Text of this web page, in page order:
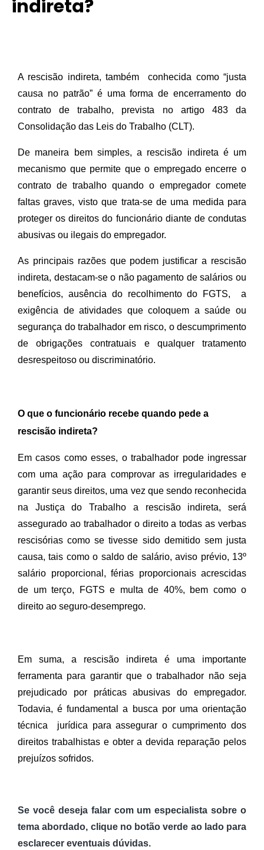
indireta?
A rescisão indireta, também  conhecida como “justa
causa no patrão” é uma forma de encerramento do
contrato de trabalho, prevista no artigo 483 da
Consolidação das Leis do Trabalho (CLT).
De maneira bem simples, a rescisão indireta é um
mecanismo que permite que o empregado encerre o
contrato de trabalho quando o empregador comete
faltas graves, visto que trata-se de uma medida para
proteger os direitos do funcionário diante de condutas
abusivas ou ilegais do empregador.
As principais razões que podem justificar a rescisão
indireta, destacam-se o não pagamento de salários ou
benefícios, ausência do recolhimento do FGTS,  a
exigência de atividades que coloquem a saúde ou
segurança do trabalhador em risco, o descumprimento
de obrigações contratuais e qualquer tratamento
desrespeitoso ou discriminatório.
O que o funcionário recebe quando pede a
rescisão indireta?
Em casos como esses, o trabalhador pode ingressar
com uma ação para comprovar as irregularidades e
garantir seus direitos, uma vez que sendo reconhecida
na Justiça do Trabalho a rescisão indireta, será
assegurado ao trabalhador o direito a todas as verbas
rescisórias como se tivesse sido demitido sem justa
causa, tais como o saldo de salário, aviso prévio, 13º
salário proporcional, férias proporcionais acrescidas
de um terço, FGTS e multa de 40%, bem como o
direito ao seguro-desemprego.
Em suma, a rescisão indireta é uma importante
ferramenta para garantir que o trabalhador não seja
prejudicado por práticas abusivas do empregador.
Todavia, é fundamental a busca por uma orientação
técnica  jurídica para assegurar o cumprimento dos
direitos trabalhistas e obter a devida reparação pelos
prejuízos sofridos.
Se você deseja falar com um especialista sobre o
tema abordado, clique no botão verde ao lado para
esclarecer eventuais dúvidas.